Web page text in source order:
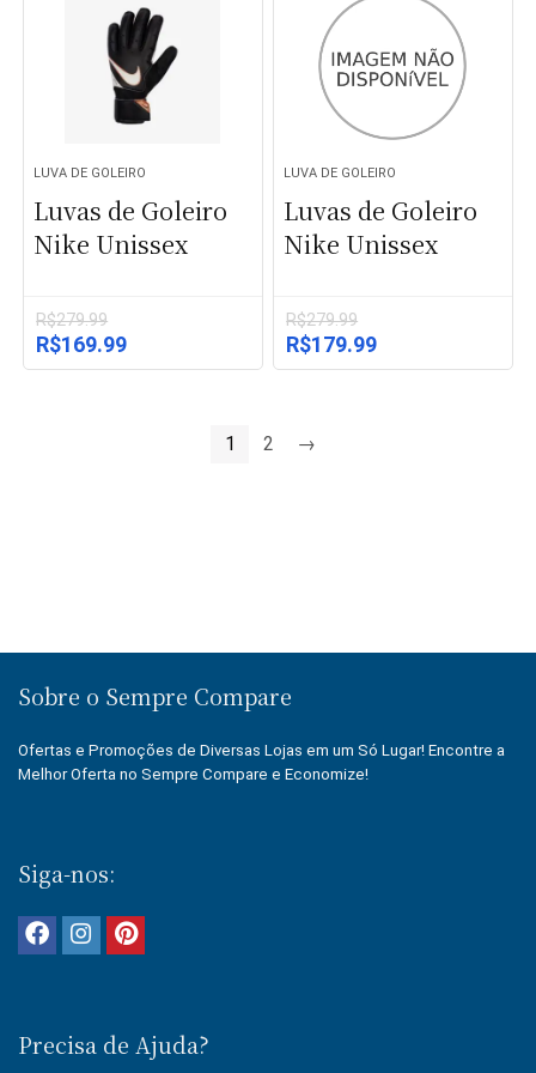
LUVA DE GOLEIRO
Luvas de Goleiro
Nike Unissex
R$279.99
O
preço
R$169.99O
preço
LUVA DE GOLEIRO
Luvas de Goleiro
Nike Unissex
R$279.99
O
preço
R$279.99.
R$179.99O
preço
1 2 →
Sobre o Sempre Compare
Ofertas e Promoções de Diversas Lojas em um Só Lugar! Encontre a
Melhor Oferta no Sempre Compare e Economize!
Siga-nos:
Precisa de Ajuda?